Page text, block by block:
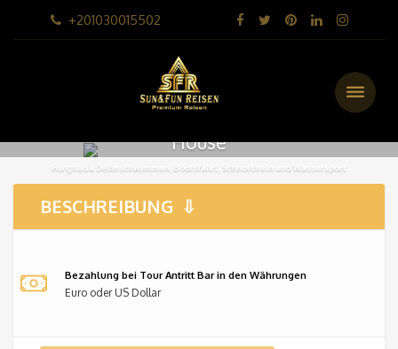
+201030015502
Delfinschwimmen Hurghada | Dolphin
House
Hurghada Delfinschwimmen, Bootsfahrt, Schnorcheln und Wassersport
BESCHREIBUNG
Euro oder US Dollar
Bezahlung bei Tour Antritt Bar in den Währungen